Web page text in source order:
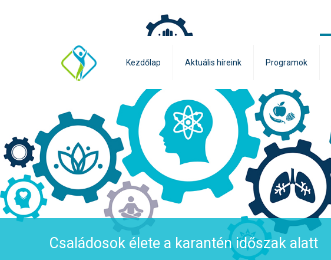
Kezdőlap Aktuális híreink Programok
Családosok élete a karantén időszak alatt